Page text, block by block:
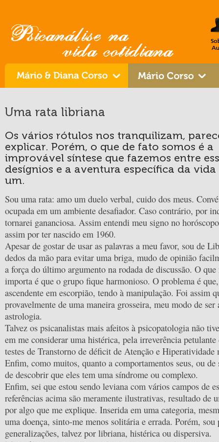
Uma rata libriana
Os vários rótulos nos tranquilizam,
explicar. Porém, o que de fato somos é a
improvável síntese que fazemos entre
desígnios e a aventura específica da
um.
Sou uma rata: amo um duelo verbal, cuido dos meus.
ocupada em um ambiente desafiador. Caso contrário, por
tornarei gananciosa. Assim entendi meu signo no
assim por ter nascido em 1960.
Apesar de gostar de usar as palavras a meu favor, sou de
dedos da mão para evitar uma briga, mudo de opinião
a força do último argumento na rodada de discussão. O que
importa é que o grupo fique harmonioso. O problema é
ascendente em escorpião, tendo à manipulação. Foi assim
provavelmente de uma maneira grosseira, meu modo de ser
astrologia.
Talvez os psicanalistas mais afeitos à psicopatologia não
em me considerar uma histérica, pela irreverência petulante
testes de Transtorno de déficit de Atenção e Hiperatividade
Enfim, como muitos, quanto a comportamentos seus, ou de
de descobrir que eles tem uma síndrome ou complexo.
Enfim, sei que estou sendo leviana com vários campos de
referências acima são meramente ilustrativas, resultado de
por algo que me explique. Inserida em uma categoria,
uma doença, sinto-me menos solitária e errada. Porém, sou
generalizações, talvez por libriana, histérica ou dispersiva.